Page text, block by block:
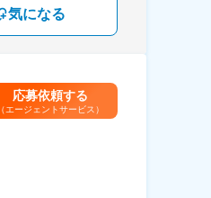
気になる
応募依頼する
（エージェントサービス）